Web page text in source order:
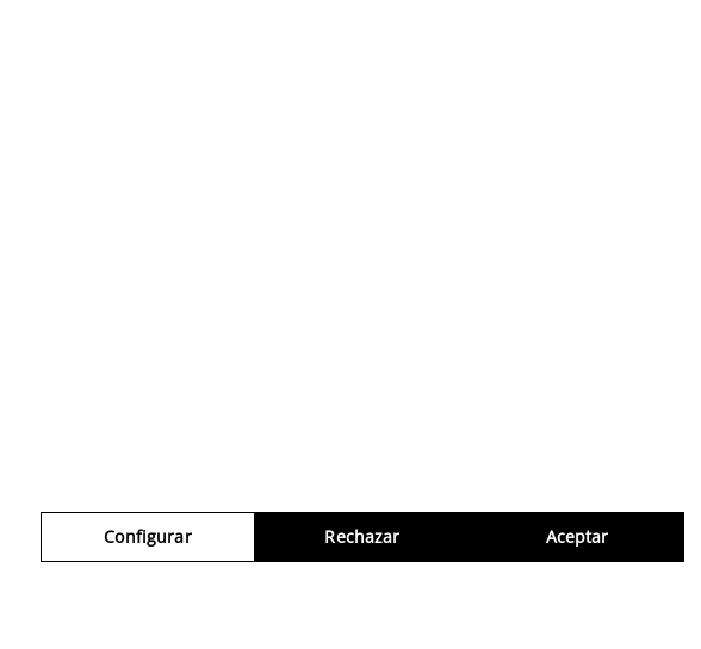
Configurar Rechazar Aceptar